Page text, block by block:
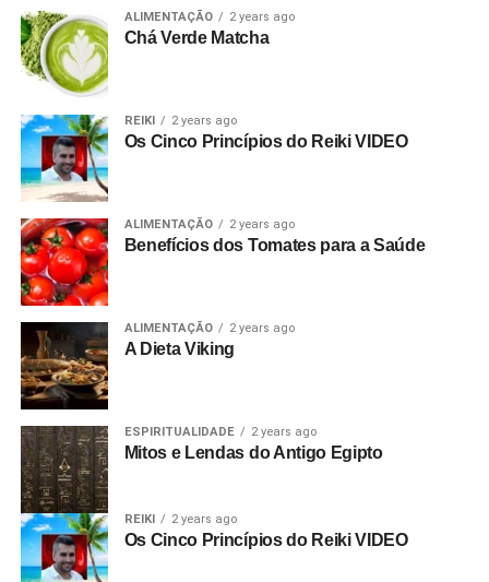
ALIMENTAÇÃO 2 years ago
Chá Verde Matcha
REIKI 2 years ago
Os Cinco Princípios do Reiki VIDEO
ALIMENTAÇÃO 2 years ago
Benefícios dos Tomates para a Saúde
ALIMENTAÇÃO 2 years ago
A Dieta Viking
ESPIRITUALIDADE 2 years ago
Mitos e Lendas do Antigo Egipto
REIKI 2 years ago
Os Cinco Princípios do Reiki VIDEO